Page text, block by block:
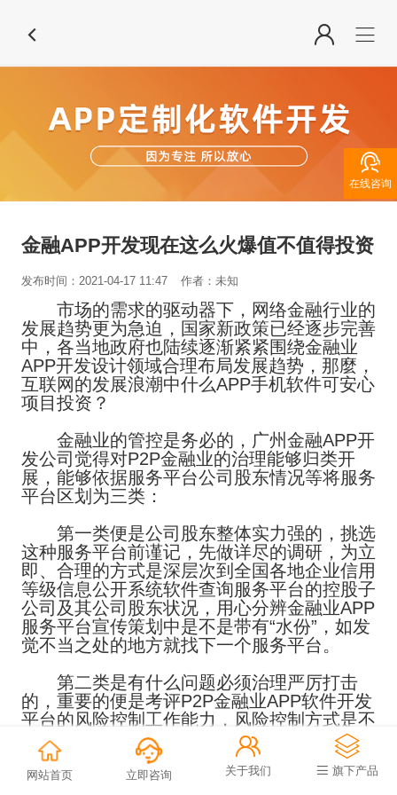
金融APP开发现在这么火爆值不值得投资
发布时间：2021-04-17 11:47 作者：未知
市场的需求的驱动器下，网络金融行业的
发展趋势更为急迫，国家新政策已经逐步完善
中，各当地政府也陆续逐渐紧紧围绕金融业
APP开发设计领域合理布局发展趋势，那麼，
互联网的发展浪潮中什么APP手机软件可安心
项目投资？
金融业的管控是务必的，广州金融APP开
发公司觉得对P2P金融业的治理能够归类开
展，能够依据服务平台公司股东情况等将服务
平台区划为三类：
第一类便是公司股东整体实力强的，挑选
这种服务平台前谨记，先做详尽的调研，为立
即、合理的方式是深层次到全国各地企业信用
等级信息公开系统软件查询服务平台的控股子
公司及其公司股东状况，用心分辨金融业APP
服务平台宣传策划中是不是带有“水份”，如发
觉不当之处的地方就找下一个服务平台。
第二类是有什么问题必须治理严厉打击
的，重要的便是考评P2P金融业APP软件开发
平台的风险控制工作能力，风险控制方式是不
是技术专业，预防措施是不是充裕，一旦发生
贷款人无法按期还贷的时候会如何解决。投资
人在挑选服务平台时，必须主要关心这几个方

在线咨询
网站首页 立即咨询

关于我们

旗下产品